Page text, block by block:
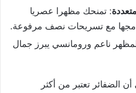
: تمنحك مظهرا عصريا
مع تسريحات نصف مرفوعة.
ناعم ورومانسي يبرز جمال
الضفائر تعتبر من أكثر